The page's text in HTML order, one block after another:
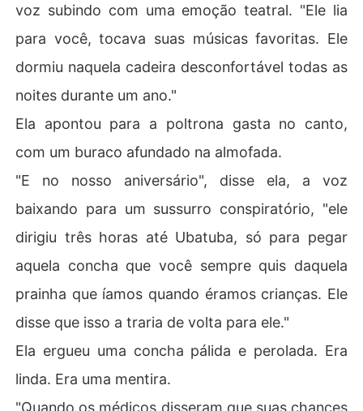
voz subindo com uma emoção teatral. "Ele lia
para você, tocava suas músicas favoritas. Ele
dormiu naquela cadeira desconfortável todas as
noites durante um ano."
Ela apontou para a poltrona gasta no canto,
com um buraco afundado na almofada.
"E no nosso aniversário", disse ela, a voz
baixando para um sussurro conspiratório, "ele
dirigiu três horas até Ubatuba, só para pegar
aquela concha que você sempre quis daquela
prainha que íamos quando éramos crianças. Ele
disse que isso a traria de volta para ele."
Ela ergueu uma concha pálida e perolada. Era
linda. Era uma mentira.
"Quando os médicos disseram que suas chances